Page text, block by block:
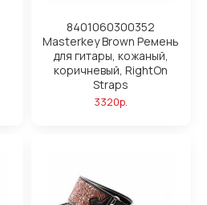
8401060300352
Masterkey Brown Ремень
для гитары, кожаный,
коричневый, RightOn
Straps
3320р.